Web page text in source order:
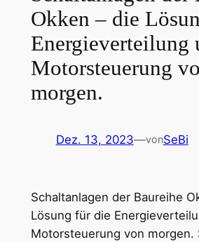
Okken – die
Energieverteilung
Motorsteuerung
morgen.
Dez. 13, 2023—vonSeBi
Schaltanlagen der Baureihe
Lösung für die
Motorsteuerung von morgen.